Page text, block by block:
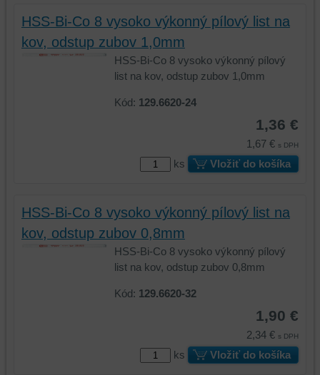
HSS-Bi-Co 8 vysoko výkonný pílový list na
kov, odstup zubov 1,0mm
HSS-Bi-Co 8 vysoko výkonný pílový
list na kov, odstup zubov 1,0mm
Kód: 129.6620-24
1,36 €
1,67 € s DPH
ks Vložiť do košíka
HSS-Bi-Co 8 vysoko výkonný pílový list na
kov, odstup zubov 0,8mm
HSS-Bi-Co 8 vysoko výkonný pílový
list na kov, odstup zubov 0,8mm
Kód: 129.6620-32
1,90 €
2,34 € s DPH
ks Vložiť do košíka